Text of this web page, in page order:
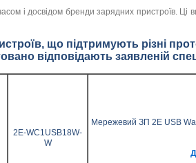
і досвідом бренди зарядних пристроїв. Ці
що підтримують різні
відповідають заявленій
2E-WC1USB18W-
W
Мережевий ЗП 2Е USB